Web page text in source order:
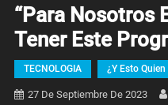
“Para Nosotros
Tener Este
TECNOLOGIA ¿Y Esto
27 De Septiembre De 2023